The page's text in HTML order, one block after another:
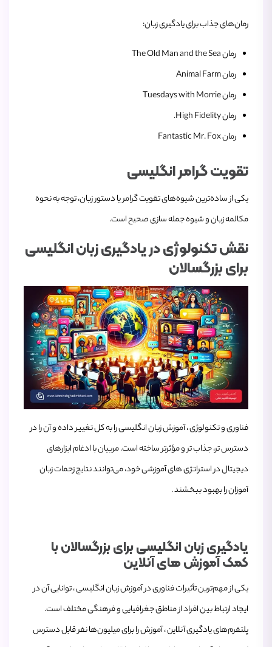
رمان‌های جذاب برای یادگیری زبان:
رمان The Old Man and the Sea
رمان Animal Farm
رمان Tuesdays with Morrie
رمان High Fidelity.
رمان Fantastic Mr. Fox
تقویت گرامر انگلیسی
یکی از ساده‌ترین شیوه‌های تقویت گرامر یا دستور زبان، توجه به نحوه
مکالمه زبان و شیوه جمله سازی صحیح است.
نقش تکنولوژی در یادگیری زبان انگلیسی
برای بزرگسالان
فناوری و تکنولوژی ، آموزش زبان انگلیسی را به کل تغییر داده و آن را در
دسترس ‌تر، جذاب ‌تر و مؤثرتر ساخته است. مربیان با ادغام ابزارهای
دیجیتال در استراتژی‌ های آموزشی خود، می‌توانند نتایج زحمات زبان‌
آموزان را بهبود ببخشند .
یادگیری زبان انگلیسی برای بزرگسالان با
کمک آموزش های آنلاین
یکی از مهم‌ترین تأثیرات فناوری در آموزش زبان انگلیسی ، توانایی آن در
ایجاد ارتباط بین افراد از مناطق جغرافیایی و فرهنگی مختلف است.
پلتفرم‌های یادگیری آنلاین ، آموزش را برای میلیون‌ها نفر قابل دسترس